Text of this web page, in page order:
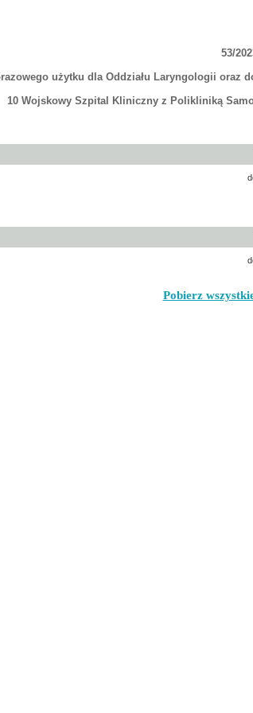
53/
użytku dla Oddziału Laryngologii
10 Wojskowy Szpital Kliniczny z Polikliniką
Pobierz